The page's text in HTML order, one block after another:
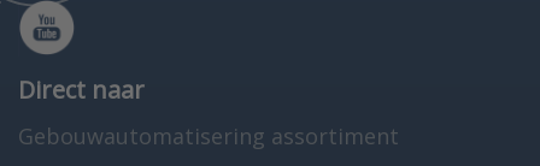
Direct naar
Gebouwautomatisering assortiment